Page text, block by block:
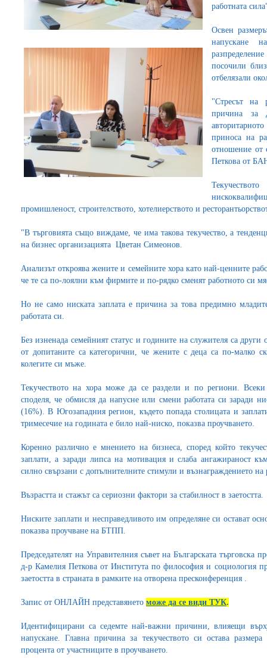
работната
Освен
напускане
посочили
отбелязали
"Стресът на
причина за
приноса на
отношение от
Петкова от
промишленост, строителството, хотелиерството и
"В търговията също виждаме, че има такова текучество, а
на бизнес организацията Цветан Симеонов.
Анализът откроява жените и семейните хора като най-ценните
че те са по-лоялни към фирмите и по-рядко сменят работното си
Но не само ниската заплата е причина за това предимно
работата си.
Без изненада семейният статус и годините на служителя са
от допитаните са категорични, че жените с деца са по-малко
колегите си мъже.
Текучеството на хора може да се раздели и по региони.
споделя, че обмисля да напусне или смени работата си заради
(16%). В Югозападния регион, където попада столицата и
тримесечие на годината е било най-ниско, показва проучването.
Коренно различно е мнението на бизнеса, според който
заплати, а заради липса на мотивация и слаба ангажираност
силно свързани с допълнителните стимули и възнаграждението на
Възрастта и стажът са сериозни фактори за стабилност в заетостта.
Ниските заплати и несправедливото им определяне си остават
показва проучване на БТПП.
Председателят на Управителния съвет на Българската
д-р Камелия Петкова от Института по философия и социология
заетостта в страната в рамките на отворена пресконференция .
Запис от ОНЛАЙН представянето може да се види ТУК.
Идентифицирани са седемте най-важни причини, влияещи
напускане. Главна причина за текучеството си остава
процента от участниците в проучването.